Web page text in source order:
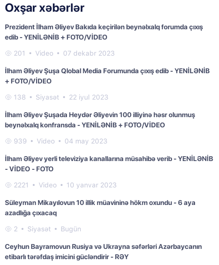
Oxşar xəbərlər
Prezident İlham Əliyev Bakıda keçirilən beynəlxalq forumda çıxış
edib - YENİLƏNİB + FOTO/VİDEO
201 Video 07 dekabr 2023
İlham Əliyev Şuşa Qlobal Media Forumunda çıxış edib - YENİLƏNİB
+ FOTO/VİDEO
138 Siyasət 22 iyul 2023
İlham Əliyev Şuşada Heydər Əliyevin 100 illiyinə həsr olunmuş
beynəlxalq konfransda - YENİLƏNİB + FOTO/VİDEO
939 Video 04 may 2023
İlham Əliyev yerli televiziya kanallarına müsahibə verib - YENİLƏNİB
- VİDEO - FOTO
2221 Video 10 yanvar 2023
Süleyman Mikayılovun 10 illik müavininə hökm oxundu - 6 aya
azadlığa çıxacaq
2 Siyasət Bugün
Ceyhun Bayramovun Rusiya və Ukrayna səfərləri Azərbaycanın
etibarlı tərəfdaş imicini gücləndirir - RƏY